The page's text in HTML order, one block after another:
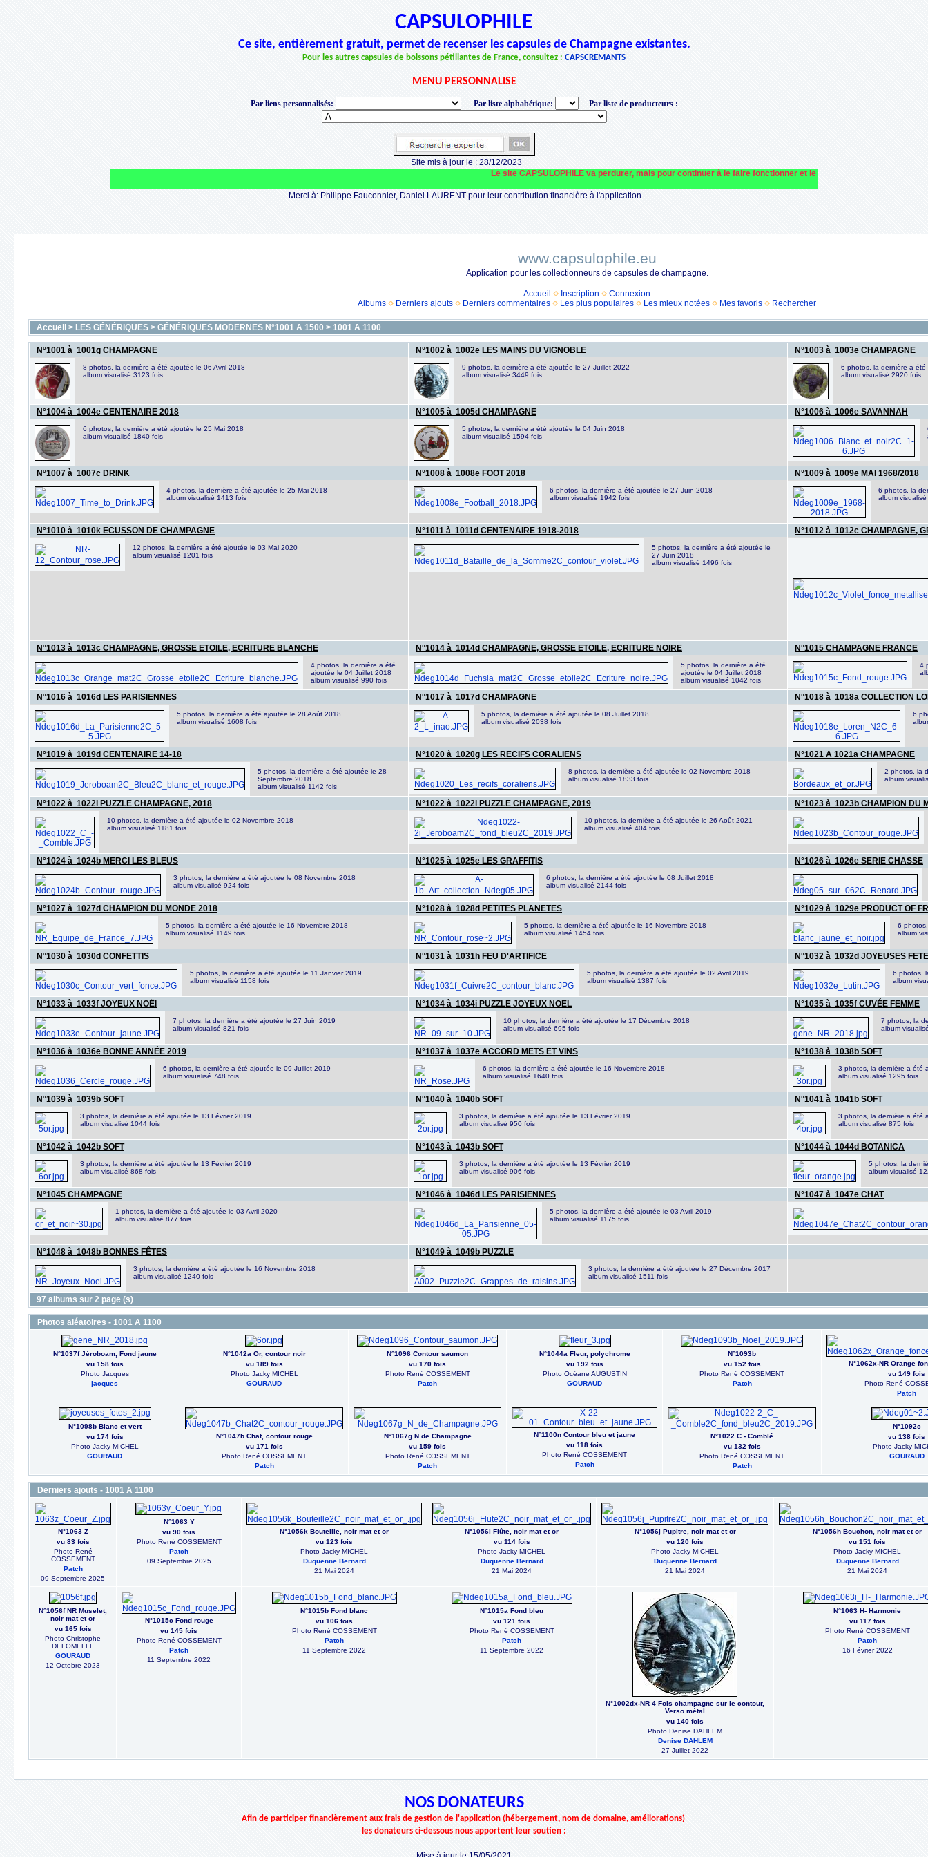
CAPSULOPHILE
Ce site, entièrement gratuit, permet de recenser les capsules de Champagne existantes.
Pour les autres capsules de boissons pétillantes de France, consultez : CAPSCREMANTS
MENU PERSONNALISE
Par liens personnalisés: Par liste alphabétique: Par liste de producteurs :
Site mis à jour le : 28/12/2023
Le site CAPSULOPHILE va perdurer, mais pour continuer à le faire fonctionner et le financer nous avons besoin
Merci à: Philippe Fauconnier, Daniel LAURENT pour leur contribution financière à l'application.
www.capsulophile.eu
Application pour les collectionneurs de capsules de champagne.
Accueil Inscription
Connexion
Albums
Derniers ajouts Derniers commentaires Les plus populaires Les mieux notées Mes favoris Rechercher
Accueil > LES GÉNÉRIQUES > GÉNÉRIQUES MODERNES N°1001 A 1500 > 1001 A 1100
N°1001 à 1001g CHAMPAGNE
8 photos, la dernière a été ajoutée le 06 Avril 2018
album visualisé 3123 fois
N°1002 à 1002e LES MAINS DU VIGNOBLE
9 photos, la dernière a été ajoutée le 27 Juillet 2022
album visualisé 3449 fois
N°1003 à 1003e CHAMPAGNE
6 photos, la dernière a
album visualisé 2920 fois
N°1004 à 1004e CENTENAIRE 2018
6 photos, la dernière a été ajoutée le 25 Mai 2018
album visualisé 1840 fois
N°1005 à 1005d CHAMPAGNE
5 photos, la dernière a été ajoutée le 04 Juin 2018
album visualisé 1594 fois
N°1006 à 1006e SAVANNAH
N°1007 à 1007c DRINK
4 photos, la dernière a été ajoutée le 25 Mai 2018
album visualisé 1413 fois
N°1008 à 1008e FOOT 2018
6 photos, la dernière a été ajoutée le 27 Juin 2018
album visualisé 1942 fois
N°1009 à 1009e MAI 1968/2018
6 photos, la
album
N°1010 à 1010k ECUSSON DE CHAMPAGNE
12 photos, la dernière a été ajoutée le 03 Mai 2020
album visualisé 1201 fois
N°1011 à 1011d CENTENAIRE 1918-2018
5 photos, la dernière a été ajoutée le
27 Juin 2018
album visualisé 1496 fois
N°1012 à 1012c CHAMPAGNE,
N°1013 à 1013c CHAMPAGNE, GROSSE ETOILE, ECRITURE BLANCHE
4 photos, la dernière a été
ajoutée le 04 Juillet 2018
album visualisé 990 fois
N°1014 à 1014d CHAMPAGNE, GROSSE ETOILE, ECRITURE NOIRE
5 photos, la dernière a été
ajoutée le 04 Juillet 2018
album visualisé 1042 fois
N°1015 CHAMPAGNE FRANCE
4
N°1016 à 1016d LES PARISIENNES
5 photos, la dernière a été ajoutée le 28 Août 2018
album visualisé 1608 fois
N°1017 à 1017d CHAMPAGNE
5 photos, la dernière a été ajoutée le 08 Juillet 2018
album visualisé 2038 fois
N°1018 à 1018a COLLECTION
6
N°1019 à 1019d CENTENAIRE 14-18
5 photos, la dernière a été ajoutée le 28
Septembre 2018
album visualisé 1142 fois
N°1020 à 1020g LES RECIFS CORALIENS
8 photos, la dernière a été ajoutée le 02 Novembre 2018
album visualisé 1833 fois
N°1021 A 1021a CHAMPAGNE
2 photos, la
album
N°1022 à 1022i PUZZLE CHAMPAGNE, 2018
10 photos, la dernière a été ajoutée le 02 Novembre 2018
album visualisé 1181 fois
N°1022 à 1022i PUZZLE CHAMPAGNE, 2019
10 photos, la dernière a été ajoutée le 26 Août 2021
album visualisé 404 fois
N°1023 à 1023b CHAMPION DU
N°1024 à 1024b MERCI LES BLEUS
3 photos, la dernière a été ajoutée le 08 Novembre 2018
album visualisé 924 fois
N°1025 à 1025e LES GRAFFITIS
6 photos, la dernière a été ajoutée le 08 Juillet 2018
album visualisé 2144 fois
N°1026 à 1026e SERIE CHASSE
N°1027 à 1027d CHAMPION DU MONDE 2018
5 photos, la dernière a été ajoutée le 16 Novembre 2018
album visualisé 1149 fois
N°1028 à 1028d PETITES PLANETES
5 photos, la dernière a été ajoutée le 16 Novembre 2018
album visualisé 1454 fois
N°1029 à 1029e PRODUCT OF
6
album
N°1030 à 1030d CONFETTIS
5 photos, la dernière a été ajoutée le 11 Janvier 2019
album visualisé 1158 fois
N°1031 à 1031h FEU D'ARTIFICE
5 photos, la dernière a été ajoutée le 02 Avril 2019
album visualisé 1387 fois
N°1032 à 1032d JOYEUSES
6 photos,
album
N°1033 à 1033f JOYEUX NOËl
7 photos, la dernière a été ajoutée le 27 Juin 2019
album visualisé 821 fois
N°1034 à 1034i PUZZLE JOYEUX NOEL
10 photos, la dernière a été ajoutée le 17 Décembre 2018
album visualisé 695 fois
N°1035 à 1035f CUVÉE FEMME
7 photos, la
album
N°1036 à 1036e BONNE ANNÉE 2019
6 photos, la dernière a été ajoutée le 09 Juillet 2019
album visualisé 748 fois
N°1037 à 1037e ACCORD METS ET VINS
6 photos, la dernière a été ajoutée le 16 Novembre 2018
album visualisé 1640 fois
N°1038 à 1038b SOFT
3 photos, la dernière a été
album visualisé 1295 fois
N°1039 à 1039b SOFT
3 photos, la dernière a été ajoutée le 13 Février 2019
album visualisé 1044 fois
N°1040 à 1040b SOFT
3 photos, la dernière a été ajoutée le 13 Février 2019
album visualisé 950 fois
N°1041 à 1041b SOFT
3 photos, la dernière a été
album visualisé 875 fois
N°1042 à 1042b SOFT
3 photos, la dernière a été ajoutée le 13 Février 2019
album visualisé 868 fois
N°1043 à 1043b SOFT
3 photos, la dernière a été ajoutée le 13 Février 2019
album visualisé 906 fois
N°1044 à 1044d BOTANICA
5 photos, la
album visualisé
N°1045 CHAMPAGNE
1 photos, la dernière a été ajoutée le 03 Avril 2020
album visualisé 877 fois
N°1046 à 1046d LES PARISIENNES
5 photos, la dernière a été ajoutée le 03 Avril 2019
album visualisé 1175 fois
N°1047 à 1047e CHAT
N°1048 à 1048b BONNES FÊTES
3 photos, la dernière a été ajoutée le 16 Novembre 2018
album visualisé 1240 fois
N°1049 à 1049b PUZZLE
3 photos, la dernière a été ajoutée le 27 Décembre 2017
album visualisé 1511 fois
97 albums sur 2 page (s)
Photos aléatoires - 1001 A 1100
N°1037f Jéroboam, Fond jaune
vu 158 fois
Photo Jacques
jacques
N°1042a Or, contour noir
vu 189 fois
Photo Jacky MICHEL
GOURAUD
N°1096 Contour saumon
vu 170 fois
Photo René COSSEMENT
Patch
N°1044a Fleur, polychrome
vu 192 fois
Photo Océane AUGUSTIN
GOURAUD
N°1093b
vu 152 fois
Photo René COSSEMENT
Patch
N°1062x-NR Orange
vu 149 fois
Photo René
Patch
N°1098b Blanc et vert
vu 174 fois
Photo Jacky MICHEL
GOURAUD
N°1047b Chat, contour rouge
vu 171 fois
Photo René COSSEMENT
Patch
N°1067g N de Champagne
vu 159 fois
Photo René COSSEMENT
Patch
N°1100n Contour bleu et jaune
vu 118 fois
Photo René COSSEMENT
Patch
N°1022 C - Comblé
vu 132 fois
Photo René COSSEMENT
Patch
N°1092c
vu 138 fois
Photo Jacky
GOURAUD
Derniers ajouts - 1001 A 1100
N°1063 Z
vu 83 fois
Photo René
COSSEMENT
Patch
09 Septembre 2025
N°1063 Y
vu 90 fois
Photo René COSSEMENT
Patch
09 Septembre 2025
N°1056k Bouteille, noir mat et or
vu 123 fois
Photo Jacky MICHEL
Duquenne Bernard
21 Mai 2024
N°1056i Flûte, noir mat et or
vu 114 fois
Photo Jacky MICHEL
Duquenne Bernard
21 Mai 2024
N°1056j Pupitre, noir mat et or
vu 120 fois
Photo Jacky MICHEL
Duquenne Bernard
21 Mai 2024
N°1056h Bouchon, noir mat et or
vu 151 fois
Photo Jacky MICHEL
Duquenne Bernard
21 Mai 2024
N°1056f NR Muselet,
noir mat et or
vu 165 fois
Photo Christophe
DELOMELLE
GOURAUD
12 Octobre 2023
N°1015c Fond rouge
vu 145 fois
Photo René COSSEMENT
Patch
11 Septembre 2022
N°1015b Fond blanc
vu 106 fois
Photo René COSSEMENT
Patch
11 Septembre 2022
N°1015a Fond bleu
vu 121 fois
Photo René COSSEMENT
Patch
11 Septembre 2022
N°1002dx-NR 4 Fois champagne sur le contour,
Verso métal
vu 140 fois
Photo Denise DAHLEM
Denise DAHLEM
27 Juillet 2022
N°1063 H- Harmonie
vu 117 fois
Photo René COSSEMENT
Patch
16 Février 2022
NOS DONATEURS
Afin de participer financièrement aux frais de gestion de l'application (hébergement, nom de domaine, améliorations)
les donateurs ci-dessous nous apportent leur soutien :